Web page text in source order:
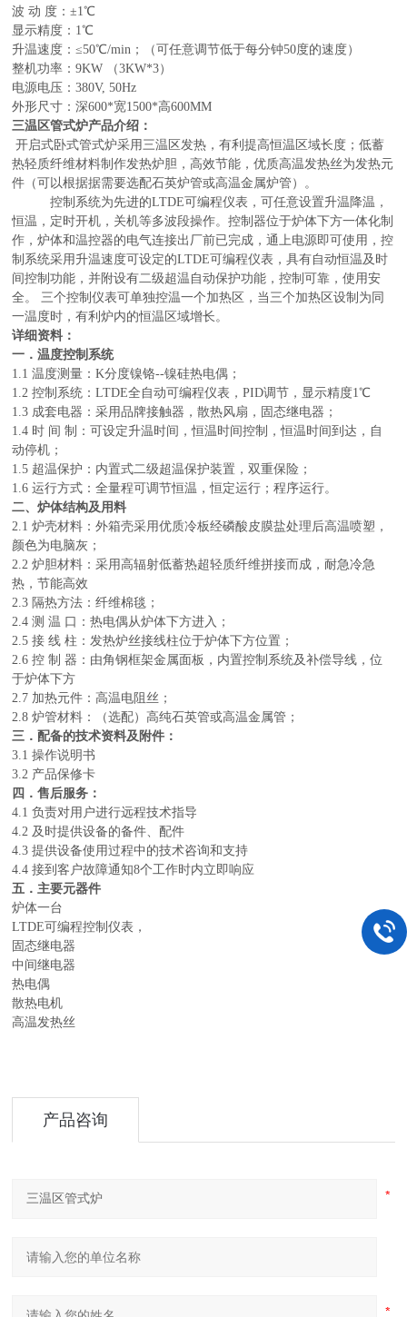
波 动 度：±1℃
显示精度： 1℃
升温速度：≤50℃/min；（可任意调节低于每分钟50度的速度）
整机功率：9KW （3KW*3）
电源电压 ：380V, 50Hz
外形尺寸 ：深600*宽1500*高600MM
三温区管式炉产品介绍：
开启式卧式管式炉采用三温区发热，有利提高恒温区域长度；低蓄
热轻质纤维材料制作发热炉胆，高效节能，优质高温发热丝为发热元
件 （可以根据据需要选配石英炉管或高温金属炉管） 。
控制系统为先进的LTDE可编程仪表，可任意设置升温降温，
恒温，定时开机，关机等多波段操作。控制器位于炉体下方一体化制
作，炉体和温控器的电气连接出厂前已完成，通上电源即可使用，控
制系统采用升温速度可设定的LTDE可编程仪表，具有自动恒温及时
间控制功能，并附设有二级超温自动保护功能，控制可靠，使用安
全。三个控制仪表可单独控温一个加热区，当三个加热区设制为同
一温度时，有利炉内的恒温区域增长。
详细资料：
一．温度控制系统
1.1 温度测量：K分度镍铬--镍硅热电偶；
1.2 控制系统：LTDE全自动可编程仪表，PID调节，显示精度1℃
1.3 成套电器：采用品牌接触器，散热风扇，固态继电器；
1.4 时 间 制：可设定升温时间，恒温时间控制，恒温时间到达，自
动停机；
1.5 超温保护：内置式二级超温保护装置，双重保险；
1.6 运行方式：全量程可调节恒温，恒定运行；程序运行。
二、炉体结构及用料
2.1 炉壳材料：外箱壳采用优质冷板经磷酸皮膜盐处理后高温喷塑，
颜色为电脑灰；
2.2 炉胆材料：采用高辐射低蓄热超轻质纤维拼接而成，耐急冷急
热，节能高效
2.3 隔热方法：纤维棉毯；
2.4 测 温 口：热电偶从炉体下方进入；
2.5 接 线 柱：发热炉丝接线柱位于炉体下方位置；
2.6 控 制 器：由角钢框架金属面板，内置控制系统及补偿导线，位
于炉体下方
2.7 加热元件：高温电阻丝；
2.8 炉管材料：
（选配） 高纯石英管或高温金属管 ；
三．配备的技术资料及附件：
3.1 操作说明书
3.2 产品保修卡
四．售后服务：
4.1 负责对用户进行远程技术指导
4.2 及时提供设备的备件、配件
4.3 提供设备使用过程中的技术咨询和支持
4.4 接到客户故障通知8个工作时内立即响应
五．主要元器件
炉体一台
LTDE可编程控制仪表，
固态继电器
中间继电器
热电偶
散热电机
高温发热丝
产品咨询